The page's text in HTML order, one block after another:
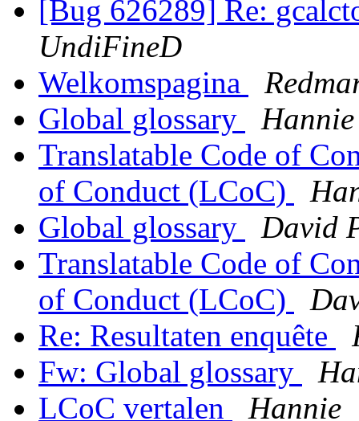
[Bug 626289] Re:
UndiFineD
Welkomspagina
Global glossary
Hannie
Translatable Code of
of Conduct (LCoC)
Global glossary
David
Translatable Code of
of Conduct (LCoC)
Re: Resultaten enquête
Fw: Global glossary
LCoC vertalen
Hannie